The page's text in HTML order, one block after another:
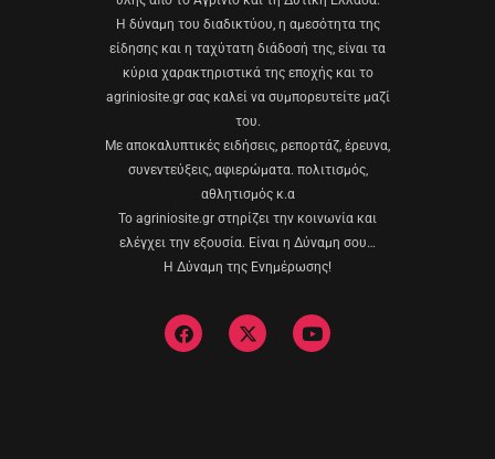
Η δύναμη του διαδικτύου, η αμεσότητα της
είδησης και η ταχύτατη διάδοσή της, είναι τα
κύρια χαρακτηριστικά της εποχής και το
agriniosite.gr σας καλεί να συμπορευτείτε μαζί
του.
Με αποκαλυπτικές ειδήσεις, ρεπορτάζ, έρευνα,
συνεντεύξεις, αφιερώματα. πολιτισμός,
αθλητισμός κ.α
Το agriniosite.gr στηρίζει την κοινωνία και
ελέγχει την εξουσία. Είναι η Δύναμη σου…
Η Δύναμη της Ενημέρωσης!